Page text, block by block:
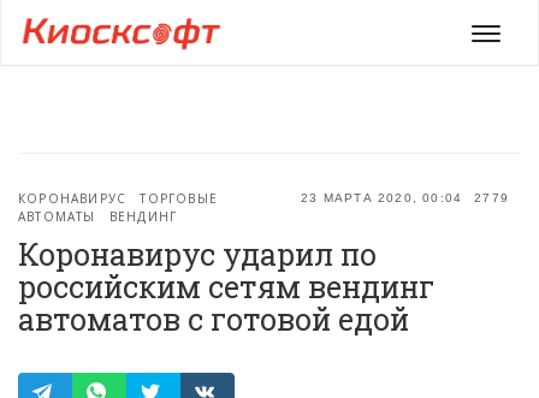
Меню
23 МАРТА 2020, 00:04 2779
КОРОНАВИРУС
ТОРГОВЫЕ
АВТОМАТЫ
ВЕНДИНГ
Коронавирус ударил по
российским сетям вендинг
автоматов с готовой едой